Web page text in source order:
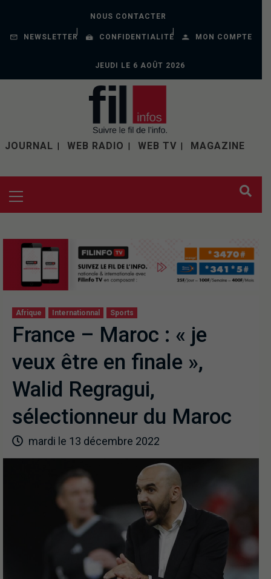
NOUS CONTACTER
NEWSLETTER CONFIDENTIALITÉ MON COMPTE
JEUDI LE 6 AOÛT 2026
JOURNAL WEB RADIO WEB TV MAGAZINE
Afrique Internationnal Sports
France – Maroc : « je
veux être en finale »,
Walid Regragui,
sélectionneur du Maroc
mardi le 13 décembre 2022